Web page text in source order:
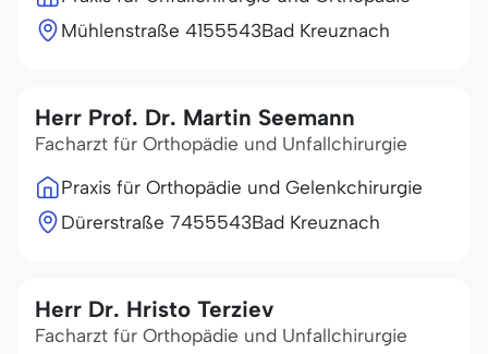
Mühlenstraße 4155543Bad Kreuznach
Herr Prof. Dr. Martin Seemann
Facharzt für Orthopädie und Unfallchirurgie
Praxis für Orthopädie und Gelenkchirurgie
Dürerstraße 7455543Bad Kreuznach
Herr Dr. Hristo Terziev
Facharzt für Orthopädie und Unfallchirurgie